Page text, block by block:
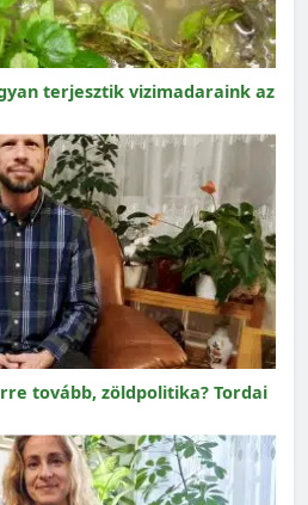
terjesztik vizimadaraink az
tovább, zöldpolitika? Tordai